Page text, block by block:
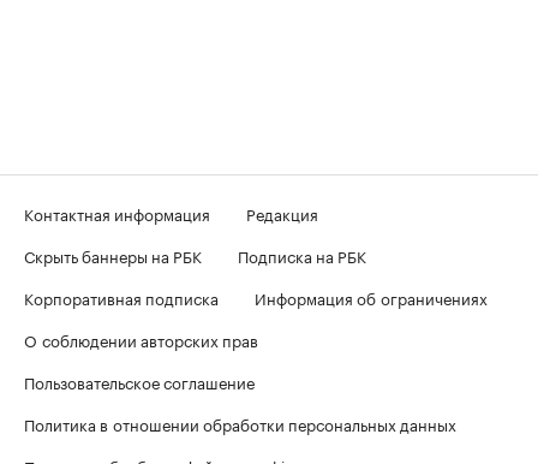
Контактная информация
Редакция
Скрыть баннеры на РБК
Подписка на РБК
Корпоративная подписка
Информация об ограничениях
О соблюдении авторских прав
Пользовательское соглашение
Политика в отношении обработки персональных данных